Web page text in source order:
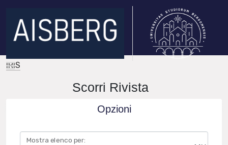
IRIS
Scorri Rivista
Opzioni
Mostra elenco per: